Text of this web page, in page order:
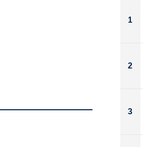
1
2
3